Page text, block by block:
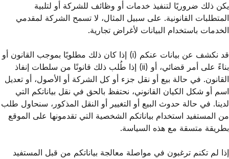
يكن ذلك ضروريًا لتنفيذ خدمات أو وظائف للشركة أو لتلبية
المتطلبات القانونية. على سبيل المثال، لا تسمح الشركة لمقدمي
الخدمات باستخدام البيانات لأغراض تجارية.
قد نكشف عن بيانات عنكم (i) إذا كان ذلك مطلوبًا بموجب القانون أو
بناءً على أمر قضائي، أو (ii) إذا طُلب ذلك قانونًا من سلطات إنفاذ
القانون. في حالة بيع أو نقل جزء أو كل الشركة أو الأصول، أو تعديل
اسم أو شكل الكيان القانوني، نحتفظ بالحق في نقل بياناتكم التي
لدينا. في حالة حدوث البيع أو التغيير أو النقل المذكور، سنحاول طلب
من المستفيد استخدام بياناتكم الشخصية التي تقدمونها على الموقع
بطريقة متسقة مع هذه السياسة.
إذا لم تكنم ترغبون في مواصلة معالجة بياناتكم من قبل المستفيد